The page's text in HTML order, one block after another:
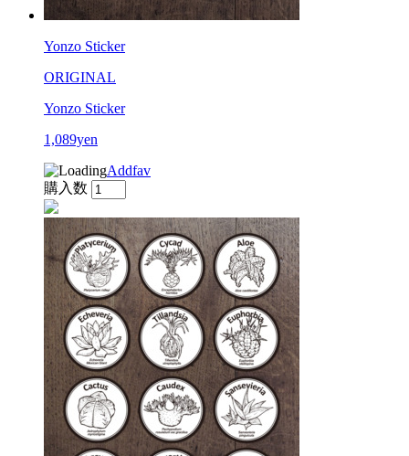
Yonzo Sticker
ORIGINAL
Yonzo Sticker
1,089yen
Addfav
購入数